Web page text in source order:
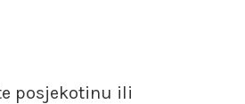
posjekotinu ili